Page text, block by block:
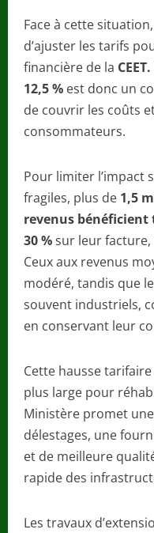
Face à cette
d’ajuster les tarifs
financière de la CEET.
12,5 % est donc un
de couvrir les coûts
consommateurs.
Pour limiter l’impact
fragiles, plus de 1,5
revenus bénéficient
30 %sur leur facture,
Ceux aux revenus
modéré, tandis que
souvent industriels,
en conservant leur
Cette hausse tarifaire
plus large pour
Ministère promet
délestages, une
et de meilleure
rapide des
Les travaux